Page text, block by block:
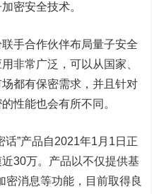
密安全技术。
手合作伙伴布局量子安全
非常广泛，可以从国家、
都有保密需求，并且针对
性能也会有所不同。
”产品自2021年1月1日正
30万。产品以不仅提供基
密消息等功能，目前取得良